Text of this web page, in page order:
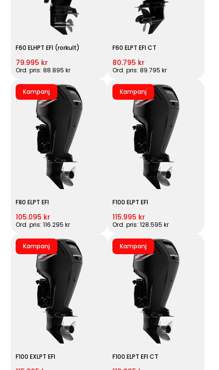
F60 ELHPT EFI (rorkult)
79.995 kr
Ord. pris: 88.895 kr
F60 ELPT EFI CT
80.795 kr
Ord. pris: 89.795 kr
Kampanj
F80 ELPT EFI
105.095 kr
Ord. pris: 116.295 kr
Kampanj
F100 ELPT EFI
115.995 kr
Ord. pris: 128.595 kr
Kampanj
F100 EXLPT EFI
Kampanj
F100 ELPT EFI CT